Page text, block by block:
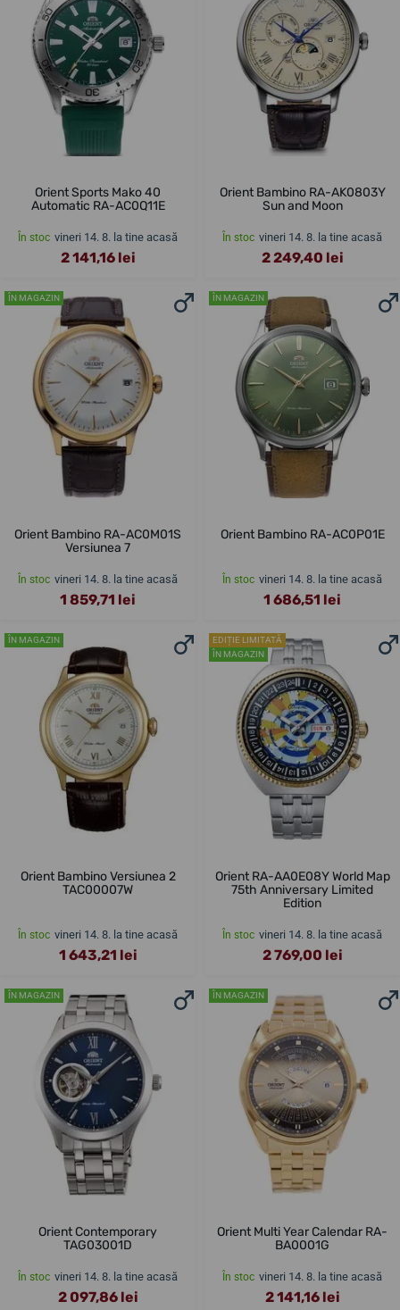
Orient Sports Mako 40
Automatic RA-AC0Q11E
În stoc vineri 14. 8. la tine acasă
2 141,16 lei
Orient Bambino RA-AK0803Y
Sun and Moon
În stoc vineri 14. 8. la tine acasă
2 249,40 lei
ÎN MAGAZIN
Orient Bambino RA-AC0M01S
Versiunea 7
În stoc vineri 14. 8. la tine acasă
1 859,71 lei
ÎN MAGAZIN
Orient Bambino RA-AC0P01E
În stoc vineri 14. 8. la tine acasă
1 686,51 lei
ÎN MAGAZIN
Orient Bambino Versiunea 2
TAC00007W
În stoc vineri 14. 8. la tine acasă
1 643,21 lei
EDIȚIE LIMITATĂ
ÎN MAGAZIN
Orient RA-AA0E08Y World Map
75th Anniversary Limited
Edition
În stoc vineri 14. 8. la tine acasă
2 769,00 lei
ÎN MAGAZIN
Orient Contemporary
TAG03001D
În stoc vineri 14. 8. la tine acasă
2 097,86 lei
ÎN MAGAZIN
Orient Multi Year Calendar RA-
BA0001G
În stoc vineri 14. 8. la tine acasă
2 141,16 lei